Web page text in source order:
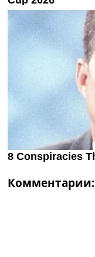
Комментарии: